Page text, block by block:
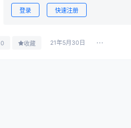
登录 快速注册
0 收藏 21年5月30日